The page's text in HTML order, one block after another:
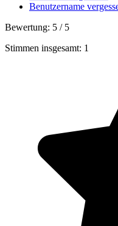
Benutzername
Bewertung: 5 / 5
Stimmen insgesamt: 1